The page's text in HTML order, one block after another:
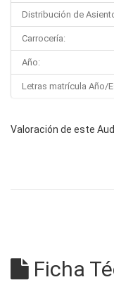
Distribución de
Carrocería:
Año:
Letras matrícula Año/
Valoración de este
Ficha